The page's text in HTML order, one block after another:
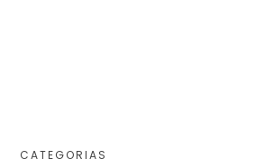
CATEGORIAS